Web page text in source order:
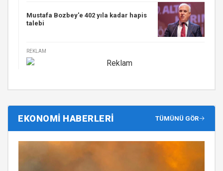
Mustafa Bozbey'e 402 yıla kadar hapis
talebi
REKLAM
EKONOMİ HABERLERİ TÜMÜNÜ GÖR